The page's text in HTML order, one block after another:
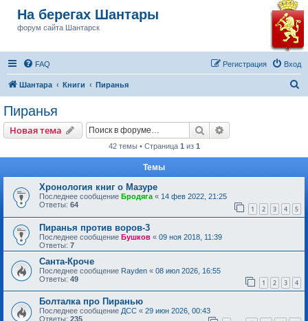
На берегах Шантары
форум сайта Шантарск
FAQ Вход
Регистрация
Шантара Книги Пиранья
Пиранья
Новая тема Поиск
42 темы • Страница 1 из 1
Темы
Хронология книг о Мазуре
Последнее сообщение Бродяга « 14 фев 2022, 21:25
Ответы: 64 1 2 3 4 5
Пиранья против воров-3
Последнее сообщение Бушков « 09 ноя 2018, 11:39
Ответы: 7
Санта-Кроче
Последнее сообщение Rayden « 08 июл 2026, 16:55
Ответы: 49 1 2 3 4
Болталка про Пиранью
Последнее сообщение ДСС « 29 июн 2026, 00:43
Ответы: 235